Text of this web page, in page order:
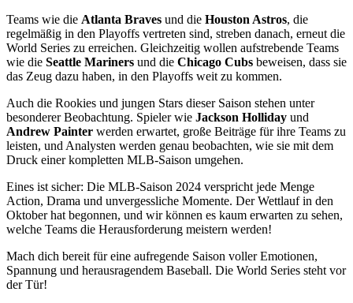
Teams wie die Atlanta Braves und die Houston Astros, die
regelmäßig in den Playoffs vertreten sind, streben danach, erneut die
World Series zu erreichen. Gleichzeitig wollen aufstrebende Teams
wie die Seattle Mariners und die Chicago Cubs beweisen, dass sie
das Zeug dazu haben, in den Playoffs weit zu kommen.
Auch die Rookies und jungen Stars dieser Saison stehen unter
besonderer Beobachtung. Spieler wie Jackson Holliday und
Andrew Painter werden erwartet, große Beiträge für ihre Teams zu
leisten, und Analysten werden genau beobachten, wie sie mit dem
Druck einer kompletten MLB-Saison umgehen.
Eines ist sicher: Die MLB-Saison 2024 verspricht jede Menge
Action, Drama und unvergessliche Momente. Der Wettlauf in den
Oktober hat begonnen, und wir können es kaum erwarten zu sehen,
welche Teams die Herausforderung meistern werden!
Mach dich bereit für eine aufregende Saison voller Emotionen,
Spannung und herausragendem Baseball. Die World Series steht vor
der Tür!